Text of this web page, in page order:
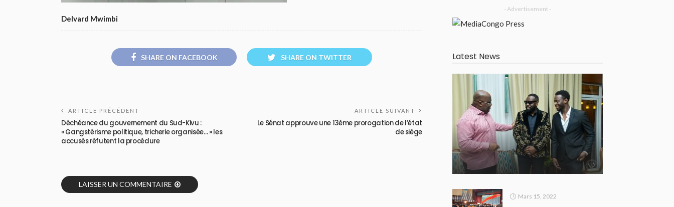
Delvard Mwimbi
SHARE ON FACEBOOK SHARE ON TWITTER
ARTICLE PRÉCÉDENT
Déchéance du gouvernement du Sud-Kivu :
« Gangstérisme politique, tricherie organisée… » les
accusés réfutent la procédure
ARTICLE SUIVANT
Le Sénat approuve une 13ème prorogation de l’état
de siège
LAISSER UN COMMENTAIRE
- Advertisement -
Latest News
Mars 15, 2022